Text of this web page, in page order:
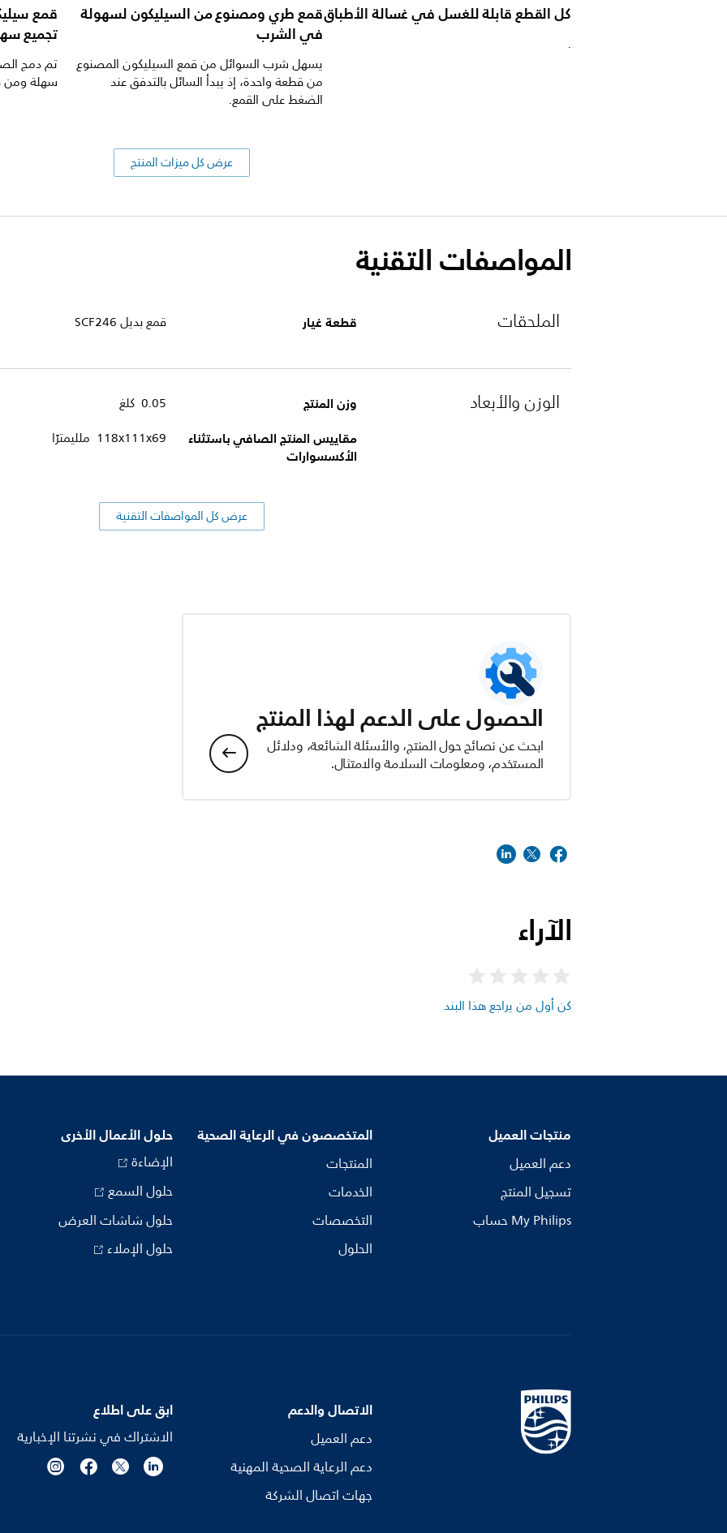
كل القطع قابلة للغسل في غسالة الأطباق
.
قمع طري ومصنوع من السيليكون لسهولة
في الشرب
يسهل شرب السوائل من قمع السيليكون المصنوع
من قطعة واحدة، إذ يبدأ السائل بالتدفق عند
الضغط على القمع.
قمع
تجميع
تم دمج
سهلة
عرض كل ميزات المنتج
المواصفات التقنية
الملحقات قطعة غيار قمع بديل SCF246
الوزن والأبعاد وزن المنتج 0.05 كلغ
مقاييس المنتج الصافي باستثناء
الأكسسوارات
69‏x‏111‏x‏118 ملليمترًا
عرض كل المواصفات التقنية
الحصول على الدعم لهذا المنتج
ابحث عن نصائح حول المنتج، والأسئلة الشائعة، ودلائل
المستخدم، ومعلومات السلامة والامتثال.
الآراء
كن أول من يراجع هذا البند
منتجات العميل
دعم العميل
تسجيل المنتج
My Philips حساب
المتخصصون في الرعاية الصحية
المنتجات
الخدمات
التخصصات
الحلول
حلول الأعمال الأخرى
الإضاءة
حلول السمع
حلول شاشات العرض
حلول الإملاء
الاتصال والدعم
دعم العميل
دعم الرعاية الصحية المهنية
جهات اتصال الشركة
ابق على اطلاع
الاشتراك في نشرتنا الإخبارية